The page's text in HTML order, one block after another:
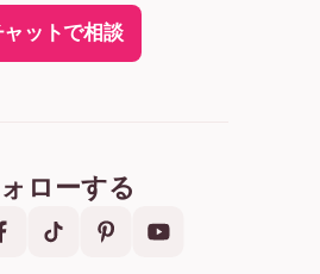
ャットで相談
ローする